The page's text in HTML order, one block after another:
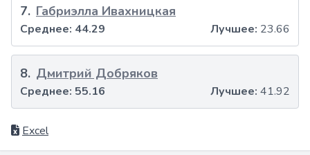
7. Габриэлла Ивахницкая
Среднее: 44.29 Лучшее: 23.66
8. Дмитрий Добряков
Среднее: 55.16 Лучшее: 41.92
Excel